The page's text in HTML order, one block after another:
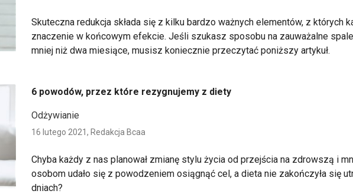
Skuteczna redukcja składa się z kilku bardzo ważnych elementów, z których
znaczenie w końcowym efekcie. Jeśli szukasz sposobu na zauważalne
mniej niż dwa miesiące, musisz koniecznie przeczytać poniższy artykuł.
6 powodów, przez które rezygnujemy z diety
Odżywianie
16 lutego 2021, Redakcja Bcaa
Chyba każdy z nas planował zmianę stylu życia od przejścia na zdrowszą i
osobom udało się z powodzeniem osiągnąć cel, a dieta nie zakończyła się
dniach?